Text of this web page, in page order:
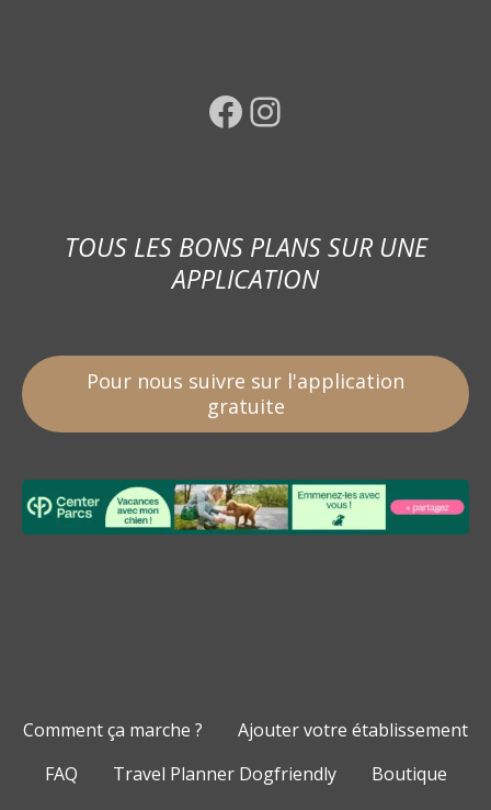
Facebook Instagram
TOUS LES BONS PLANS SUR UNE
APPLICATION
Pour nous suivre sur l'application
gratuite
Comment ça marche ?
Ajouter votre établissement
FAQ
Travel Planner Dogfriendly
Boutique